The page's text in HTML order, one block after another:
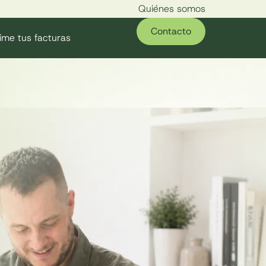
Quiénes somos
tus facturas
Contacto